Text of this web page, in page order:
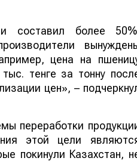
составил более
цена на
тенге за тонну
цен», –
переработки
этой цели
покинули Казахстан,